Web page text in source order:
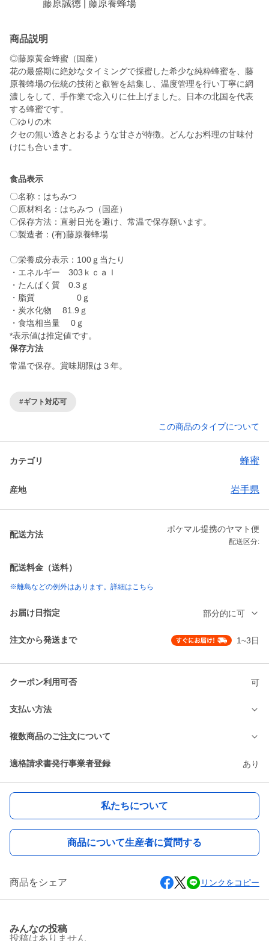
藤原誠徳 | 藤原養蜂場
商品説明
◎藤原黄金蜂蜜（国産）
花の最盛期に絶妙なタイミングで採蜜した希少な純粋蜂蜜を、藤
原養蜂場の伝統の技術と叡智を結集し、温度管理を行い丁寧に網
濃しをして、手作業で念入りに仕上げました。日本の北国を代表
する蜂蜜です。
〇ゆりの木
クセの無い透きとおるような甘さが特徴。どんなお料理の甘味付
食品表示
〇名称：はちみつ
〇原材料名：はちみつ（国産）
〇保存方法：直射日光を避け、常温で保存願います。
〇製造者：(有)藤原養蜂場
〇栄養成分表示：100ｇ当たり
・エネルギー 303ｋｃａｌ
・たんぱく質 0.3ｇ
・脂質 0ｇ
・炭水化物 81.9ｇ
・食塩相当量 0ｇ
保存方法
常温で保存。賞味期限は３年。
#ギフト対応可
この商品のタイプについて
カテゴリ 蜂蜜
産地 岩手県
配送方法
ポケマル提携のヤマト便
配送区分:
配送料金（送料）
※離島などの例外はあります。詳細はこちら
お届け日指定 部分的に可
注文から発送まで 1~3日
クーポン利用可否 可
支払い方法
複数商品のご注文について
適格請求書発行事業者登録 あり
私たちについて
商品について生産者に質問する
商品をシェア リンクをコピー
みんなの投稿
投稿はありません